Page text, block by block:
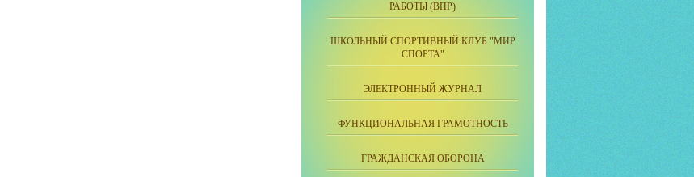
РАБОТЫ (ВПР)
ШКОЛЬНЫЙ СПОРТИВНЫЙ КЛУБ "МИР
СПОРТА"
ЭЛЕКТРОННЫЙ ЖУРНАЛ
ФУНКЦИОНАЛЬНАЯ ГРАМОТНОСТЬ
ГРАЖДАНСКАЯ ОБОРОНА